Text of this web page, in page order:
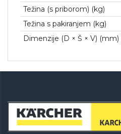
Težina (s priborom) (kg)
Težina s pakiranjem (kg)
Dimenzije (D × Š × V) (mm)